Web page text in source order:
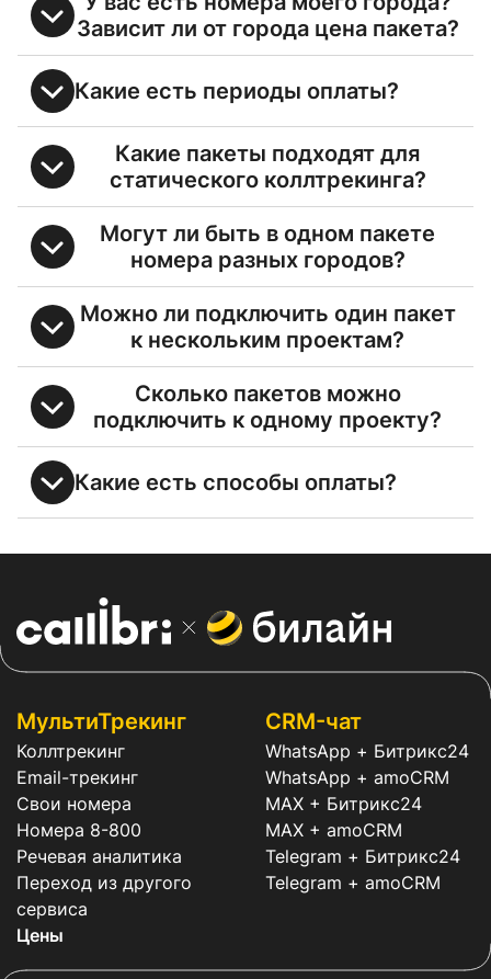
Зависит ли от города цена пакета?
Какие есть периоды оплаты?
Какие пакеты подходят для
статического коллтрекинга?
Могут ли быть в одном пакете
номера разных городов?
Можно ли подключить один пакет
к нескольким проектам?
Сколько пакетов можно
подключить к одному проекту?
Какие есть способы оплаты?
МультиТрекинг
Коллтрекинг
Email-трекинг
Свои номера
Номера 8-800
Речевая аналитика
Переход из другого
сервиса
Цены
CRM-чат
WhatsApp + Битрикс24
WhatsApp + amoCRM
MAX + Битрикс24
MAX + amoCRM
Telegram + Битрикс24
Telegram + amoCRM